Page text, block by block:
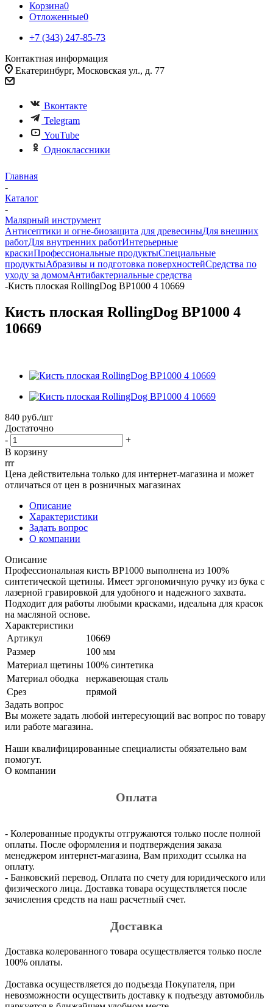
Корзина0
Отложенные0
+7 (343) 247-85-73
Контактная информация
Екатеринбург, Московская ул., д. 77
Вконтакте
Telegram
YouTube
Одноклассники
Главная
-
Каталог
-
Малярный инструмент
Антисептики и огне-биозащита для древесиныДля внешних
работДля внутренних работИнтерьерные
краскиПрофессиональные продуктыСпециальные
продуктыАбразивы и подготовка поверхностейСредства по
уходу за домомАнтибактериальные средства
-Кисть плоская RollingDog BP1000 4 10669
Кисть плоская RollingDog BP1000 4
10669
840 руб./шт
Достаточно
-
+
В корзину
rrr
Цена действительна только для интернет-магазина и может
отличаться от цен в розничных магазинах
Описание
Характеристики
Задать вопрос
О компании
Описание
Профессиональная кисть BP1000 выполнена из 100%
синтетической щетины. Имеет эргономичную ручку из бука с
лазерной гравировкой для удобного и надежного захвата.
Подходит для работы любыми красками, идеальна для красок
на масляной основе.
Характеристики
Артикул
10669
Размер
100 мм
Материал щетины 100% синтетика
Материал ободка
нержавеющая сталь
Срез
прямой
Задать вопрос
Вы можете задать любой интересующий вас вопрос по товару
или работе магазина.
Наши квалифицированные специалисты обязательно вам
помогут.
О компании
Оплата
- Колерованные продукты отгружаются только после полной
оплаты. После оформления и подтверждения заказа
менеджером интернет-магазина, Вам приходит ссылка на
оплату.
- Банковский перевод. Оплата по счету для юридического или
физического лица. Доставка товара осуществляется после
зачисления средств на наш расчетный счет.
Доставка
Доставка колерованного товара осуществляется только после
100% оплаты.
Доставка осуществляется до подъезда Покупателя, при
невозможности осуществить доставку к подъезду автомобиль